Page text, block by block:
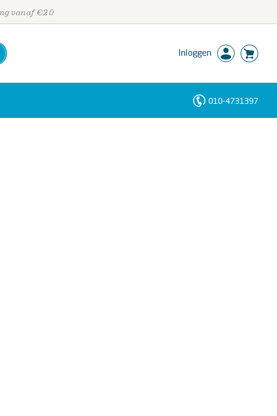
vanaf €20
Inloggen
010-4731397
Personen